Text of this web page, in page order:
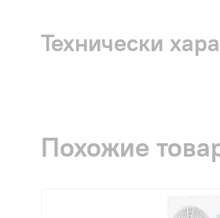
Технически
Похожие